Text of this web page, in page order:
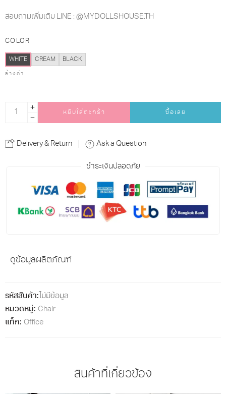
สอบถามเพิ่มเติม LINE : @MYDOLLSHOUSE.TH
COLOR
WHITE CREAM BLACK
ล้างค่า
หยิบใส่ตะกร้า ซื้อเลย
Delivery & Return Ask a Question
ชำระเงินปลอดภัย
ดูข้อมูลผลิตภัณฑ์
รหัสสินค้า: ไม่มีข้อมูล
หมวดหมู่: Chair
แท็ก: Office
สินค้าที่เกี่ยวข้อง